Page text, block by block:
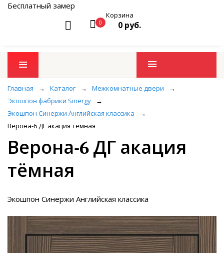
Бесплатный замер
0
Корзина
0 руб.
Промо товары
Главная → Каталог → Межкомнатные двери
→
Экошпон фабрики Sinergy
→
Экошпон Синержи Английская классика
→
Верона-6 ДГ акация тёмная
Верона-6 ДГ акация
тёмная
Экошпон Синержи Английская классика